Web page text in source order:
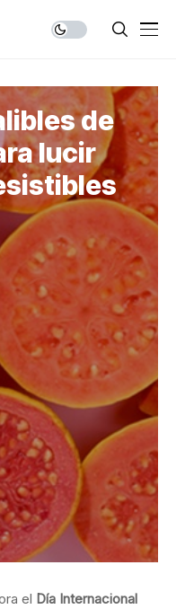
de
lucir
el Día Internacional